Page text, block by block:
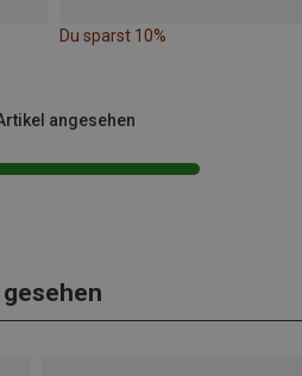
Du sparst 10%
angesehen